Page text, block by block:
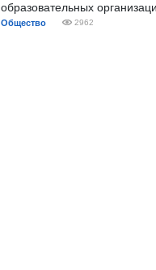
образовательных
Общество 2962